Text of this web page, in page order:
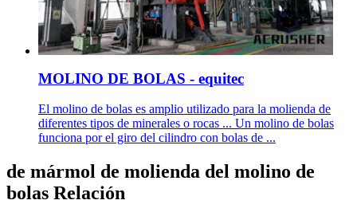
MOLINO DE BOLAS - equitec
El molino de bolas es amplio utilizado para la molienda de
diferentes tipos de minerales o rocas ... Un molino de bolas
funciona por el giro del cilindro con bolas de ...
de mármol de molienda del molino de
bolas Relación